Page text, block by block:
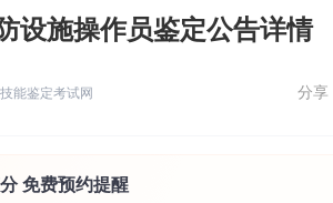
设施操作员鉴定公告详情
能鉴定考试网 分享
免费预约提醒